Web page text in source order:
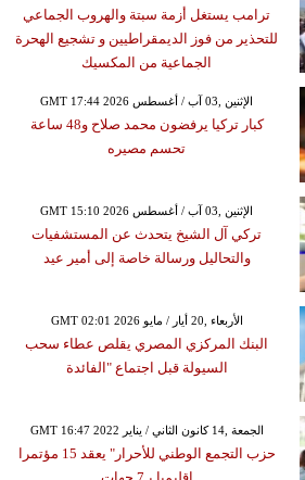
ترامب يستغل أزمة سبتة والهروب الجماعي
للتحذير من فوز الديمقراطيين و تشجيع الهحرة
الجماعية من المكسيك
GMT 17:44 2026 الإثنين ,03 آب / أغسطس
كبار تركيا يرفضون محمد صلاح و48 ساعة
تحسم مصيره
GMT 15:10 2026 الإثنين ,03 آب / أغسطس
تركي آل الشيخ يتحدث عن المستشفيات
والتحاليل ورسالة خاصة إلى أمير عيد
GMT 02:01 2026 الأربعاء ,20 أيار / مايو
البنك المركزي المصري يقلص عطاء سحب
السيولة قبل اجتماع "الفائدة
GMT 16:47 2022 الجمعة ,14 كانون الثاني / يناير
حزب التجمع الوطني للأحرار" يعقد 15 مؤتمرا